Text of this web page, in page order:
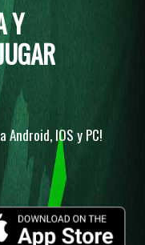
Y
Android, IOS y PC!